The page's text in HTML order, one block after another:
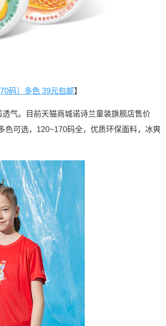
码）多色 39元包邮】
气。目前天猫商城诺诗兰童装旗舰店售价
色可选，120~170码全，优质环保面料，冰爽